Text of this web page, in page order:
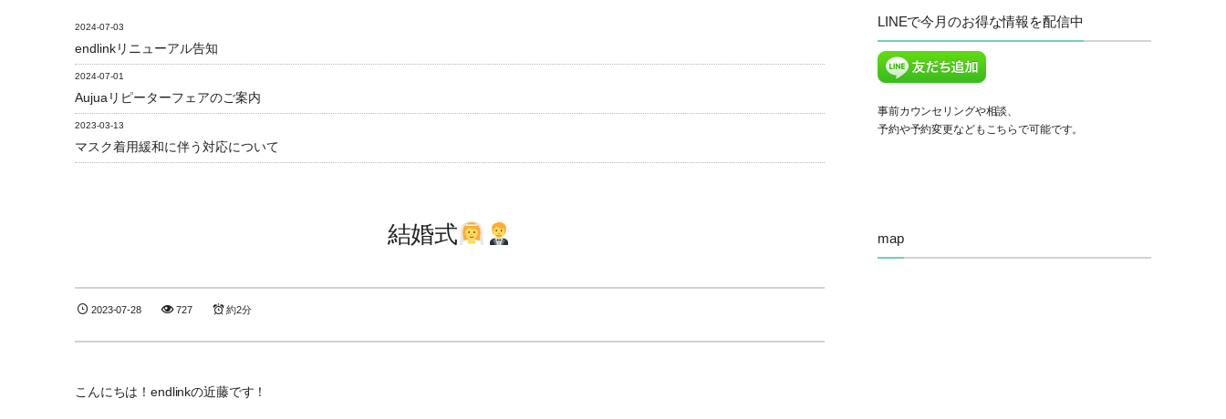
2024-07-03
endlinkリニューアル告知
2024-07-01
Aujuaリピーターフェアのご案内
2023-03-13
マスク着用緩和に伴う対応について
結婚式
2023-07-28 727 約2分
こんにちは！endlinkの近藤です！
LINEで今月のお得な情報を配信中
事前カウンセリングや相談、
予約や予約変更などもこちらで可能です。
map